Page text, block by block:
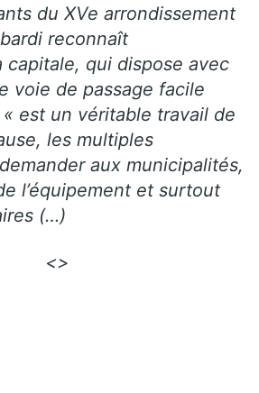
du XVe arrondissement
reconnaît
capitale, qui dispose avec
voie de passage facile
est un véritable travail de
les multiples
aux municipalités,
l’équipement et surtout
(…)
<>